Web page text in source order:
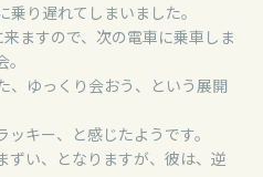
り遅れてしまいました。
ますので、次の電車に乗車しま
、ゆっくり会おう、という展開
キー、と感じたようです。
ずい、となりますが、彼は、逆